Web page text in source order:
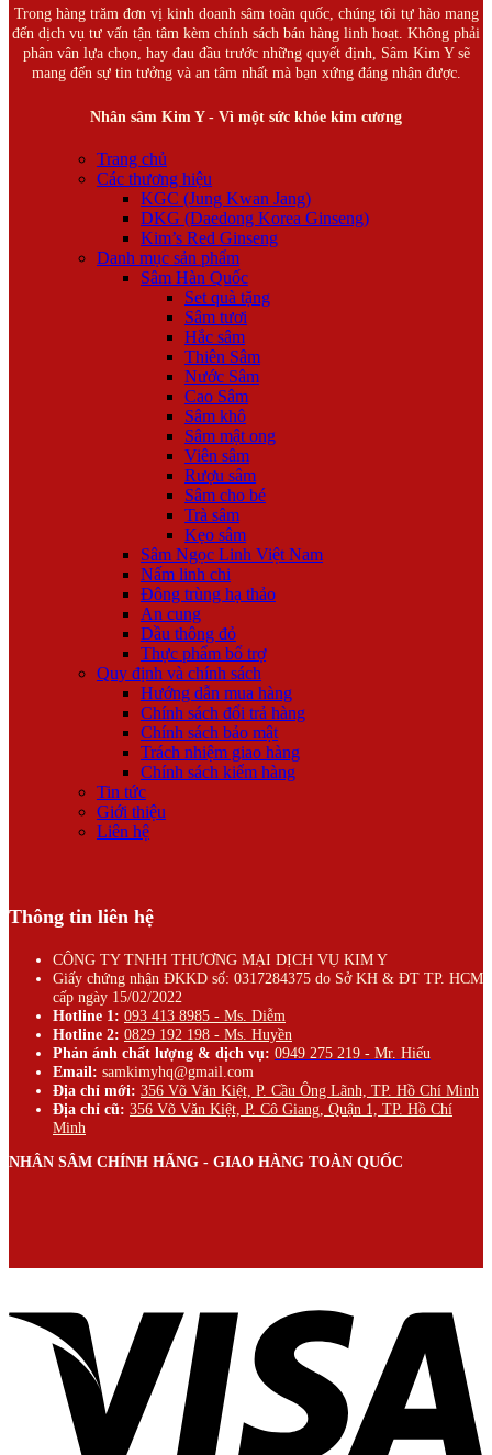
Trong hàng trăm đơn vị kinh doanh sâm toàn quốc, chúng tôi tự hào mang
đến dịch vụ tư vấn tận tâm kèm chính sách bán hàng linh hoạt. Không phải
phân vân lựa chọn, hay đau đầu trước những quyết định, Sâm Kim Y sẽ
mang đến sự tin tưởng và an tâm nhất mà bạn xứng đáng nhận được.
Nhân sâm Kim Y - Vì một sức khỏe kim cương
Trang chủ
Các thương hiệu
KGC (Jung Kwan Jang)
DKG (Daedong Korea Ginseng)
Kim’s Red Ginseng
Danh mục sản phẩm
Sâm Hàn Quốc
Set quà tặng
Sâm tươi
Hắc sâm
Thiên Sâm
Nước Sâm
Cao Sâm
Sâm khô
Sâm mật ong
Viên sâm
Rượu sâm
Sâm cho bé
Trà sâm
Kẹo sâm
Sâm Ngọc Linh Việt Nam
Nấm linh chi
Đông trùng hạ thảo
An cung
Dầu thông đỏ
Thực phẩm bổ trợ
Quy định và chính sách
Hướng dẫn mua hàng
Chính sách đổi trả hàng
Chính sách bảo mật
Trách nhiệm giao hàng
Chính sách kiểm hàng
Tin tức
Giới thiệu
Liên hệ
Thông tin liên hệ
CÔNG TY TNHH THƯƠNG MẠI DỊCH VỤ KIM Y
Giấy chứng nhận ĐKKD số: 0317284375 do Sở KH & ĐT TP. HCM
cấp ngày 15/02/2022
Hotline 1: 093 413 8985 - Ms. Diễm
Hotline 2: 0829 192 198 - Ms. Huyền
Phản ánh chất lượng & dịch vụ: 0949 275 219 - Mr. Hiếu
Email: samkimyhq@gmail.com
Địa chỉ mới: 356 Võ Văn Kiệt, P. Cầu Ông Lãnh, TP. Hồ Chí Minh
Địa chỉ cũ: 356 Võ Văn Kiệt, P. Cô Giang, Quận 1, TP. Hồ Chí
Minh
NHÂN SÂM CHÍNH HÃNG - GIAO HÀNG TOÀN QUỐC